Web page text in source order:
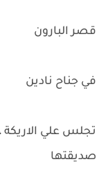
قصر البارون
في جناح نادين
تجلس علي
صديقتها